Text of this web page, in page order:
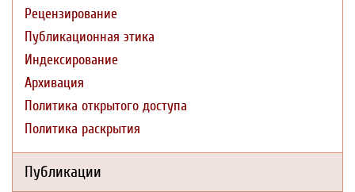
Рецензирование
Публикационная этика
Индексирование
Архивация
Политика открытого доступа
Политика раскрытия
Публикации